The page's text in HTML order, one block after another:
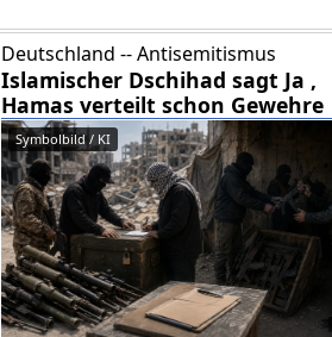
Deutschland -- Antisemitismus
Islamischer Dschihad sagt Ja ,
Hamas verteilt schon Gewehre
Symbolbild / KI